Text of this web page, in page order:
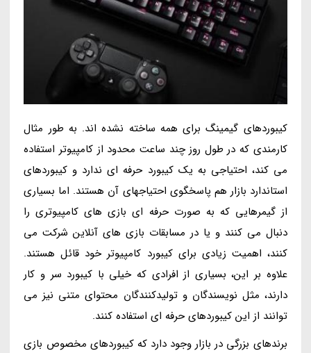
کیبوردهای گیمینگ برای همه ساخته نشده اند. به طور مثال
کارمندی که در طول روز چند ساعت محدود از کامپیوتر استفاده
می کند، احتیاجی به یک کیبورد حرفه ای ندارد و کیبوردهای
استاندارد بازار هم پاسخگوی احتیاجهای آن هستند. اما بسیاری
از گیمرهایی که به صورت حرفه ای بازی های کامپیوتری را
دنبال می کنند و یا در مسابقات بازی های آنلاین شرکت می
کنند، اهمیت زیادی برای کیبورد کامپیوتر خود قائل هستند.
علاوه بر این، بسیاری از افرادی که خیلی با کیبورد سر و کار
دارند، مثل نویسندگان و تولیدکنندگان محتوای متنی نیز می
توانند از این کیبوردهای حرفه ای استفاده کنند.
برندهای بزرگی در بازار وجود دارد که کیبوردهای مخصوص بازی